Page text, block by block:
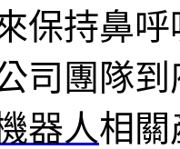
保持鼻
司團隊
器人相關